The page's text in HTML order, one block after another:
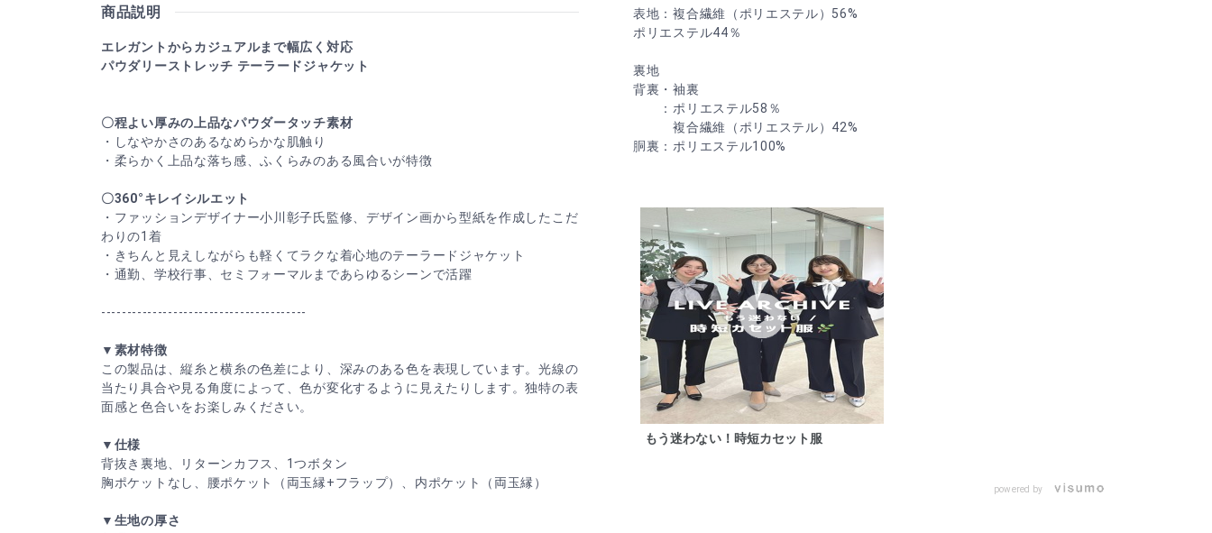
商品説明
エレガントからカジュアルまで幅広く対応
パウダリーストレッチ テーラードジャケット
〇程よい厚みの上品なパウダータッチ素材
・しなやかさのあるなめらかな肌触り
・柔らかく上品な落ち感、ふくらみのある風合いが特徴
〇360°キレイシルエット
・ファッションデザイナー小川彰子氏監修、デザイン画から型紙を作成したこだ
わりの1着
・きちんと見えしながらも軽くてラクな着心地のテーラードジャケット
・通勤、学校行事、セミフォーマルまであらゆるシーンで活躍
----------------------------------------
▼素材特徴
この製品は、縦糸と横糸の色差により、深みのある色を表現しています。光線の
当たり具合や見る角度によって、色が変化するように見えたりします。独特の表
面感と色合いをお楽しみください。
▼仕様
背抜き裏地、リターンカフス、1つボタン
胸ポケットなし、腰ポケット（両玉縁+フラップ）、内ポケット（両玉縁）
▼生地の厚さ
表地：複合繊維（ポリエステル）56%
ポリエステル44％
裏地
背裏・袖裏
：ポリエステル58％
複合繊維（ポリエステル）42%
胴裏：ポリエステル100%
もう迷わない！時短カセット服
powered by